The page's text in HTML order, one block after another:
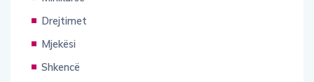
Drejtimet
Mjekësi
Shkencë